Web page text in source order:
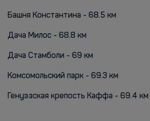
Башня Константина - 68.5 км
Дача Милос - 68.8 км
Дача Стамболи - 69 км
Комсомольский парк - 69.3 км
Генуэзская крепость Каффа - 69.4 км